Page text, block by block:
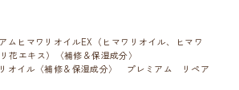
ムヒマワリオイルEX（ヒマワリオイル、ヒマワ
花エキス）〈補修＆保湿成分〉
オイル〈補修＆保湿成分〉 プレミアム リペア